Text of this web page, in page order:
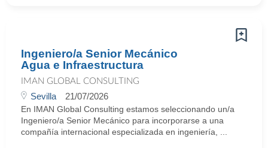
Ingeniero/a Senior Mecánico
Agua e Infraestructura
IMAN GLOBAL CONSULTING
Sevilla 21/07/2026
En IMAN Global Consulting estamos seleccionando un/a
Ingeniero/a Senior Mecánico para incorporarse a una
compañía internacional especializada en ingeniería, ...